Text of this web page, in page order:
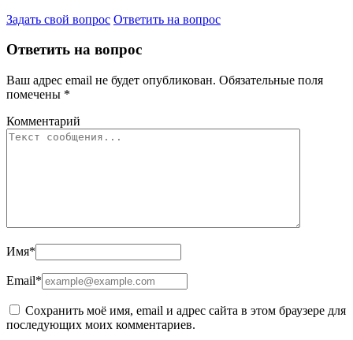
Задать свой вопрос Ответить на вопрос
Ответить на вопрос
Ваш адрес email не будет опубликован. Обязательные поля
помечены *
Комментарий
Имя*
Email*
Сохранить моё имя, email и адрес сайта в этом браузере для
последующих моих комментариев.